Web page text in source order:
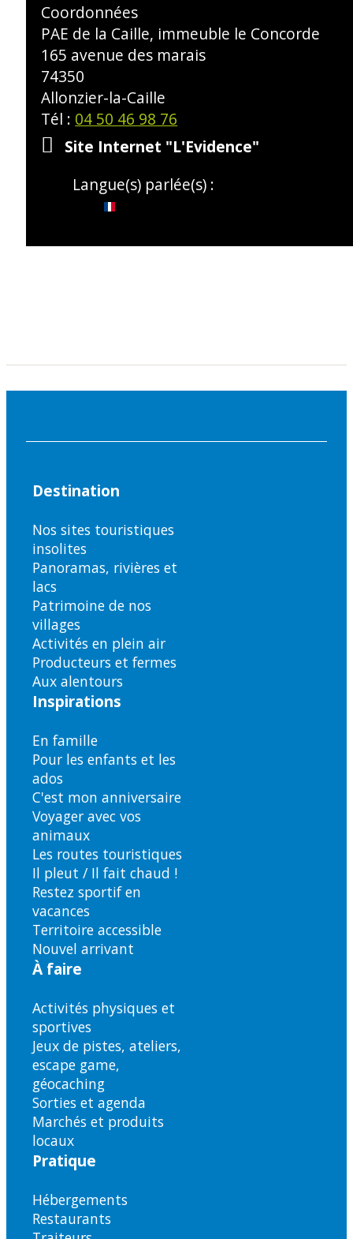
Coordonnées
PAE de la Caille, immeuble le Concorde
165 avenue des marais
74350
Allonzier-la-Caille
Tél : 04 50 46 98 76
Site Internet "L'Evidence"
Langue(s) parlée(s) :
Destination
Nos sites touristiques
insolites
Panoramas, rivières et
lacs
Patrimoine de nos
villages
Activités en plein air
Producteurs et fermes
Aux alentours
Inspirations
En famille
Pour les enfants et les
ados
C'est mon anniversaire
Voyager avec vos
animaux
Les routes touristiques
Il pleut / Il fait chaud !
Restez sportif en
vacances
Territoire accessible
Nouvel arrivant
À faire
Activités physiques et
sportives
Jeux de pistes, ateliers,
escape game,
géocaching
Sorties et agenda
Marchés et produits
locaux
Pratique
Hébergements
Restaurants